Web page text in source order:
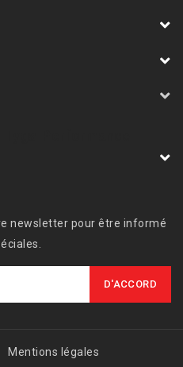
newsletter pour être informé
Mentions légales